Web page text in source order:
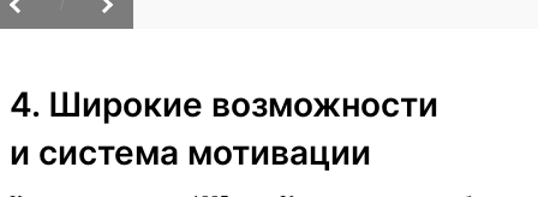
4. Широкие возможности
и система мотивации